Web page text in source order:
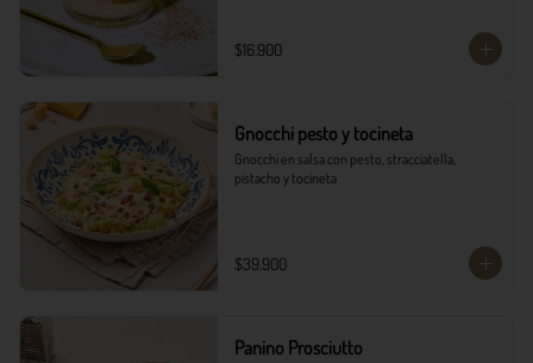
$16.900
Gnocchi pesto y tocineta
Gnocchi en salsa con pesto, stracciatella,
pistacho y tocineta
$39.900
Panino Prosciutto